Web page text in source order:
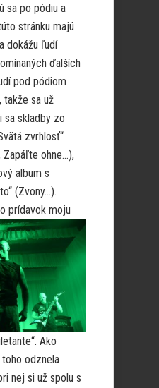
sa po pódiu a
stránku majú
dokážu ľudí
ďalších
pod pódiom
takže sa už
sa skladby zo
zvrhlosť“
Zapáľte ohne…),
album s
(Zvony…).
prídavok moju
Ako
odznela
nej si už spolu s